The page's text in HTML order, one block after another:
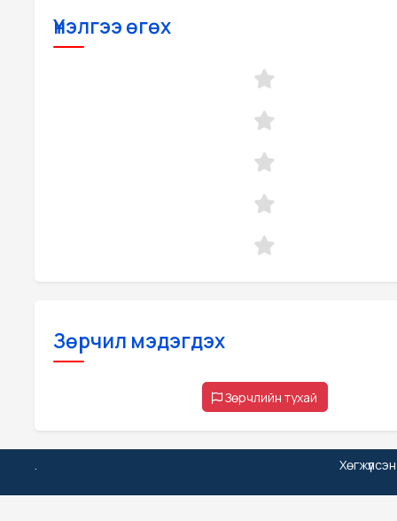
Үнэлгээ өгөх
Зөрчил мэдэгдэх
Зөрчлийн тухай
.